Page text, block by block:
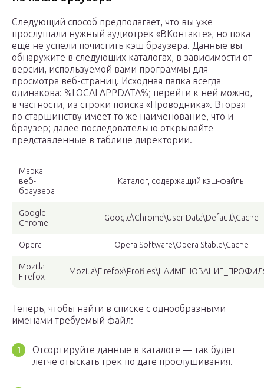
Следующий способ предполагает, что вы уже
прослушали нужный аудиотрек «ВКонтакте», но пока
ещё не успели почистить кэш браузера. Данные вы
обнаружите в следующих каталогах, в зависимости от
версии, используемой вами программы для
просмотра веб-страниц. Исходная папка всегда
одинакова: %LOCALAPPDATA%; перейти к ней можно,
в частности, из строки поиска «Проводника». Вторая
по старшинству имеет то же наименование, что и
браузер; далее последовательно открывайте
представленные в таблице директории.
Марка
веб-
браузера
Каталог, содержащий кэш-файлы
Google
Chrome
Google\Chrome\User Data\Default\Cache
Opera Opera Software\Opera Stable\Cache
Mozilla
Firefox
Теперь, чтобы найти в списке с однообразными
именами требуемый файл:
Отсортируйте данные в каталоге — так будет
легче отыскать трек по дате прослушивания.